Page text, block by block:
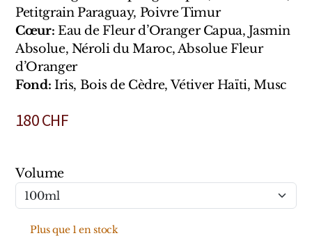
Petitgrain Paraguay, Poivre Timur
Cœur: Eau de Fleur d’Oranger Capua, Jasmin
Absolue, Néroli du Maroc, Absolue Fleur
d’Oranger
Fond: Iris, Bois de Cèdre, Vétiver Haïti, Musc
180CHF
Volume
Plus que 1 en stock
Pernoire
Sam William
Marques Néerlandaises
Pure Distance
Clive Christian
Marques Argentines